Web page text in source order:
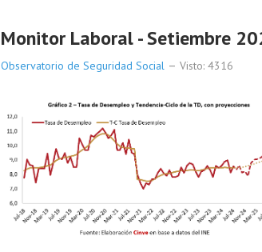
Monitor Laboral - Setiembre
Observatorio de Seguridad Social Visto: 4316